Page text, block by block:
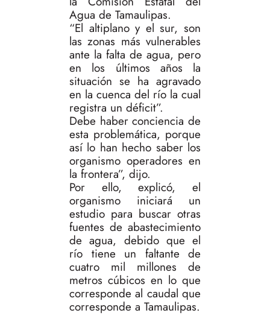
Agua de Tamaulipas.
“El altiplano y el sur, son
las zonas más vulnerables
ante la falta de agua, pero
en los últimos años la
situación se ha agravado
en la cuenca del río la cual
registra un déficit”.
Debe haber conciencia de
esta problemática, porque
así lo han hecho saber los
organismo operadores en
la frontera”, dijo.
Por ello, explicó, el
organismo iniciará un
estudio para buscar otras
fuentes de abastecimiento
de agua, debido que el
río tiene un faltante de
cuatro mil millones de
metros cúbicos en lo que
corresponde al caudal que
corresponde a Tamaulipas.